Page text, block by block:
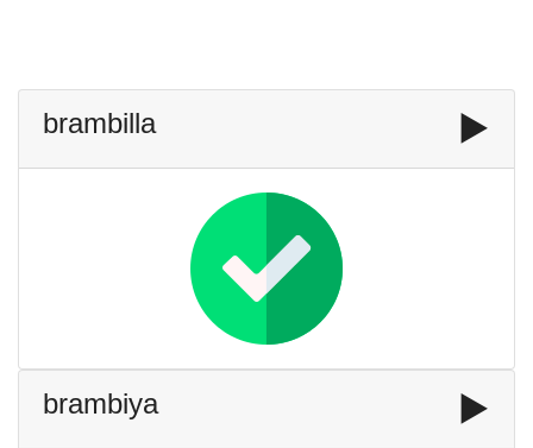
brambilla ▶️
brambiya ▶️